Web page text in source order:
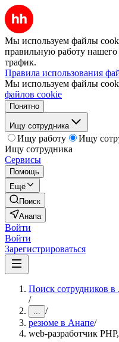
Мы используем файлы
правильную работу нашего
трафик.
Правила использования
Мы используем файлы
файлов cookie
Понятно
Ищу сотрудника
Ищу работу
Ищу
Ищу сотрудника
Сервисы
Помощь
Ещё
Поиск
Анапа
Войти
Войти
Зарегистрироваться
Поиск сотрудников
/
... /
резюме в Анапе/
web-разработчик